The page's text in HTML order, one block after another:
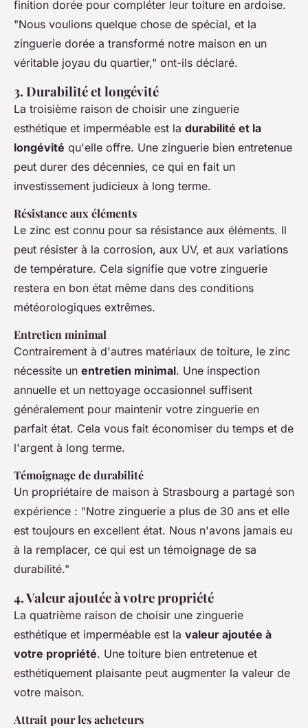
finition dorée pour compléter leur toiture en ardoise.
"Nous voulions quelque chose de spécial, et la
zinguerie dorée a transformé notre maison en un
véritable joyau du quartier," ont-ils déclaré.
3. Durabilité et longévité
La troisième raison de choisir une zinguerie
esthétique et imperméable est la durabilité et la
longévité qu'elle offre. Une zinguerie bien entretenue
peut durer des décennies, ce qui en fait un
investissement judicieux à long terme.
Résistance aux éléments
Le zinc est connu pour sa résistance aux éléments. Il
peut résister à la corrosion, aux UV, et aux variations
de température. Cela signifie que votre zinguerie
restera en bon état même dans des conditions
météorologiques extrêmes.
Entretien minimal
Contrairement à d'autres matériaux de toiture, le zinc
nécessite un entretien minimal. Une inspection
annuelle et un nettoyage occasionnel suffisent
généralement pour maintenir votre zinguerie en
parfait état. Cela vous fait économiser du temps et de
l'argent à long terme.
Témoignage de durabilité
Un propriétaire de maison à Strasbourg a partagé son
expérience : "Notre zinguerie a plus de 30 ans et elle
est toujours en excellent état. Nous n'avons jamais eu
à la remplacer, ce qui est un témoignage de sa
durabilité."
4. Valeur ajoutée à votre propriété
La quatrième raison de choisir une zinguerie
esthétique et imperméable est la valeur ajoutée à
votre propriété. Une toiture bien entretenue et
esthétiquement plaisante peut augmenter la valeur de
votre maison.
Attrait pour les acheteurs